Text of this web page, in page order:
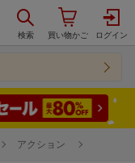
アクション